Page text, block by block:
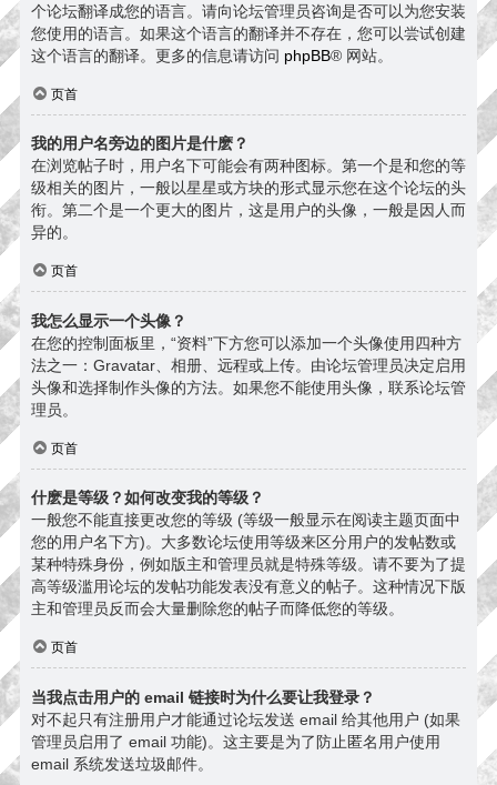
个论坛翻译成您的语言。请向论坛管理员咨询是否可以为您安装
您使用的语言。如果这个语言的翻译并不存在，您可以尝试创建
这个语言的翻译。更多的信息请访问 phpBB® 网站。
页首
我的用户名旁边的图片是什麽？
在浏览帖子时，用户名下可能会有两种图标。第一个是和您的等
级相关的图片，一般以星星或方块的形式显示您在这个论坛的头
衔。第二个是一个更大的图片，这是用户的头像，一般是因人而
异的。
页首
我怎么显示一个头像？
在您的控制面板里，“资料”下方您可以添加一个头像使用四种方
法之一：Gravatar、相册、远程或上传。由论坛管理员决定启用
头像和选择制作头像的方法。如果您不能使用头像，联系论坛管
理员。
页首
什麽是等级？如何改变我的等级？
一般您不能直接更改您的等级 (等级一般显示在阅读主题页面中
您的用户名下方)。大多数论坛使用等级来区分用户的发帖数或
某种特殊身份，例如版主和管理员就是特殊等级。请不要为了提
高等级滥用论坛的发帖功能发表没有意义的帖子。这种情况下版
主和管理员反而会大量删除您的帖子而降低您的等级。
页首
当我点击用户的 email 链接时为什么要让我登录？
对不起只有注册用户才能通过论坛发送 email 给其他用户 (如果
管理员启用了 email 功能)。这主要是为了防止匿名用户使用
email 系统发送垃圾邮件。